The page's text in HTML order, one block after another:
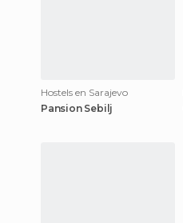
Hostels en Sarajevo
Pansion Sebilj